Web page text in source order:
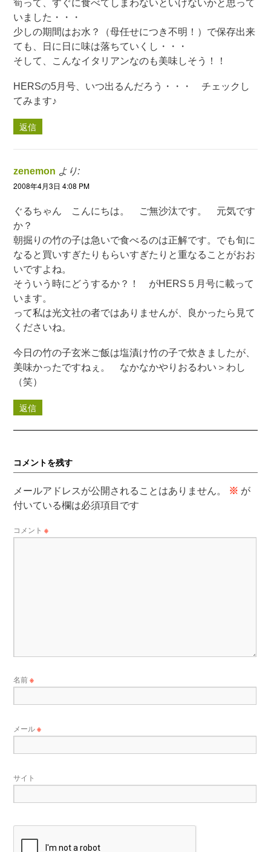
筍って、すぐに食べてしまわないといけないかと思って
いました・・・
少しの期間はお水？（母任せにつき不明！）で保存出来
ても、日に日に味は落ちていくし・・・
そして、こんなイタリアンなのも美味しそう！！
HERSの5月号、いつ出るんだろう・・・ チェックし
てみます♪
返信
zenemon より:
2008年4月3日 4:08 PM
ぐるちゃん こんにちは。 ご無沙汰です。 元気です
か？
朝掘りの竹の子は急いで食べるのは正解です。でも旬に
なると買いすぎたりもらいすぎたりと重なることがおお
いですよね。
そういう時にどうするか？！ がHERS５月号に載って
います。
って私は光文社の者ではありませんが、良かったら見て
くださいね。
今日の竹の子玄米ご飯は塩漬け竹の子で炊きましたが、
美味かったですねぇ。 なかなかやりおるわい＞わし
（笑）
返信
コメントを残す
メールアドレスが公開されることはありません。 ※ が
付いている欄は必須項目です
コメント※
名前※
メール※
サイト